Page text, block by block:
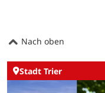
Nach oben
Stadt Trier